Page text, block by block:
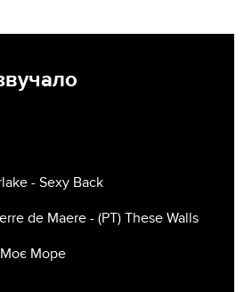
- Sexy Back
de Maere - (РТ) These Walls
Моє Море